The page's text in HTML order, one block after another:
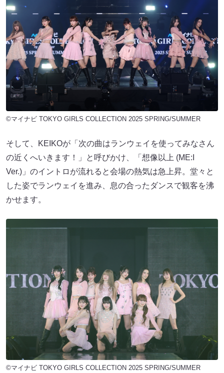
©マイナビ TOKYO GIRLS COLLECTION 2025 SPRING/SUMMER
そして、KEIKOが「次の曲はランウェイを使ってみなさん
の近くへいきます！」と呼びかけ、「想像以上 (ME:I
Ver.)」のイントロが流れると会場の熱気は急上昇。堂々と
した姿でランウェイを進み、息の合ったダンスで観客を沸
かせます。
©マイナビ TOKYO GIRLS COLLECTION 2025 SPRING/SUMMER